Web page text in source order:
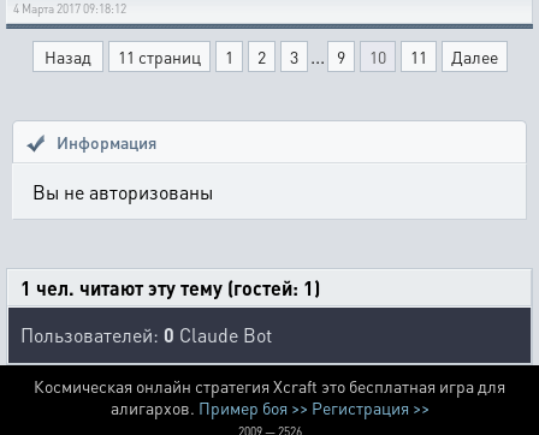
4 Марта 2017 09:18:12
Назад 11 страниц 1 2 3 ... 9 10 11 Далее
Информация
Вы не авторизованы
1 чел. читают эту тему (гостей: 1)
Пользователей: 0 Claude Bot
Космическая онлайн стратегия Xcraft это бесплатная игра для
алигархов. Пример боя >> Регистрация >>
2009 — 2526